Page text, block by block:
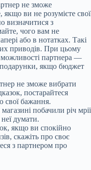
не зможе
ви не розумієте свої
визначитися з
чого вам не
або в нотатках. Такі
приводів. При цьому
можливості партнера —
подарунки, якщо бюджет
не зможе вибрати
постарайтеся
свої бажання.
побачили річ мрії
думати.
якщо ви спокійно
скажіть про своє
з партнером про